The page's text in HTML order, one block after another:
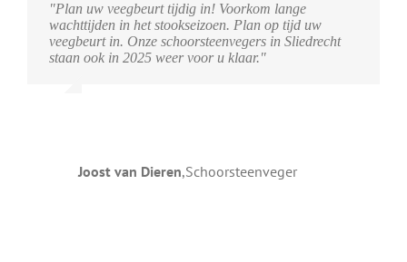
"Plan uw veegbeurt tijdig in! Voorkom lange
wachttijden in het stookseizoen. Plan op tijd uw
veegbeurt in. Onze schoorsteenvegers in Sliedrecht
staan ook in 2025 weer voor u klaar."
Joost van Dieren,Schoorsteenveger